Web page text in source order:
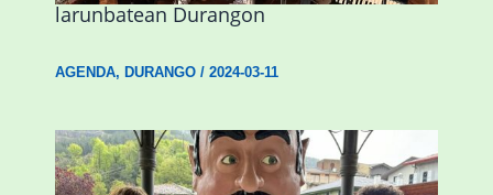
larunbatean Durangon
AGENDA, DURANGO/ 2024-03-11